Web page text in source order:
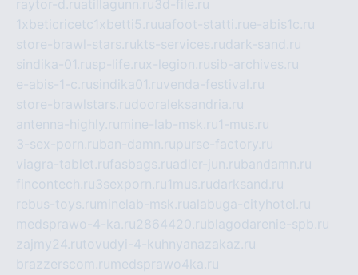
raytor-d.ruatillagunn.ru3d-file.ru
1xbeticricetc1xbetti5.ruuafoot-statti.rue-abis1c.ru
store-brawl-stars.rukts-services.rudark-sand.ru
sindika-01.rusp-life.rux-legion.rusib-archives.ru
e-abis-1-c.rusindika01.ruvenda-festival.ru
store-brawlstars.rudooraleksandria.ru
antenna-highly.ru mine-lab-msk.ru1-mus.ru
3-sex-porn.ruban-damn.rupurse-factory.ru
viagra-tablet.rufasbags.ruadler-jun.rubandamn.ru
fincontech.ru3sexporn.ru1mus.rudarksand.ru
rebus-toys.ru minelab-msk.rualabuga-cityhotel.ru
medsprawo-4-ka.ru2864420.rublagodarenie-spb.ru
zajmy24.rutovudyi-4-kuhnyanazakaz.ru
brazzerscom.ru medsprawo4ka.ru